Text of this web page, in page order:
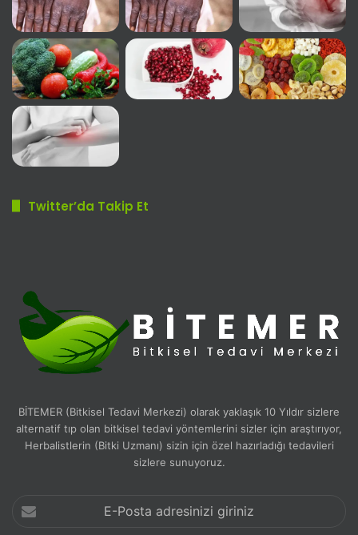
Twitter’da Takip Et
BİTEMER (Bitkisel Tedavi Merkezi) olarak yaklaşık 10 Yıldır sizlere
alternatif tıp olan bitkisel tedavi yöntemlerini sizler için araştırıyor,
Herbalistlerin (Bitki Uzmanı) sizin için özel hazırladığı tedavileri
sizlere sunuyoruz.
Posta